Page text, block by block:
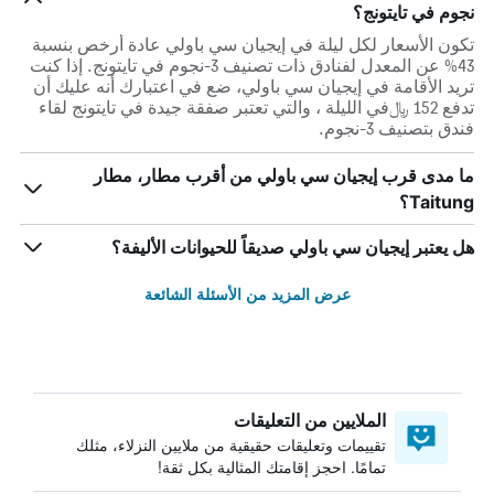
نجوم في تايتونج؟
تكون الأسعار لكل ليلة في إيجيان سي باولي عادة أرخص بنسبة
43% عن المعدل لفنادق ذات تصنيف 3-نجوم في تايتونج. إذا كنت
تريد الأقامة في إيجيان سي باولي، ضع في اعتبارك أنه عليك أن
تدفع 152 ﷼في الليلة ، والتي تعتبر صفقة جيدة في تايتونج لقاء
فندق بتصنيف 3-نجوم.
ما مدى قرب إيجيان سي باولي من أقرب مطار، مطار
Taitung؟
هل يعتبر إيجيان سي باولي صديقاً للحيوانات الأليفة؟
عرض المزيد من الأسئلة الشائعة
الملايين من التعليقات
تقييمات وتعليقات حقيقية من ملايين النزلاء، مثلك
تمامًا. احجز إقامتك المثالية بكل ثقة!